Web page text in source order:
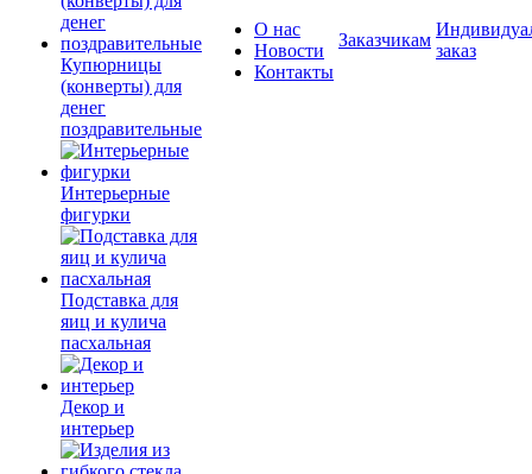
Купюрницы
(конверты) для
денег
поздравительные
Интерьерные
фигурки
Подставка для
яиц и кулича
пасхальная
Декор и
интерьер
О нас
Новости
Контакты
Заказчикам
заказ